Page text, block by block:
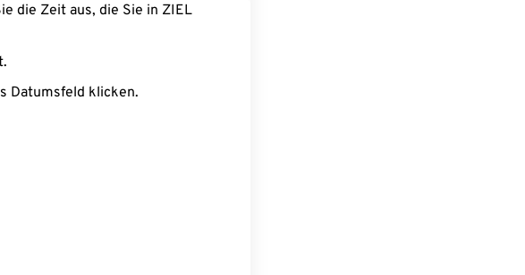
die Zeit aus, die Sie in ZIEL
Datumsfeld klicken.